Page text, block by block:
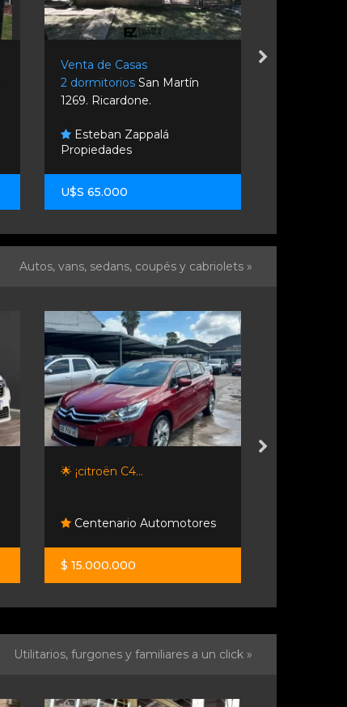
Venta de Casas
2 dormitoriosSan Martín
1269. Ricardone.
Esteban Zappalá
Propiedades
U$S 65.000
Autos, vans, sedans, coupés y cabriolets »
🌟 ¡citroën C4...
Centenario Automotores
$ 15.000.000
Utilitarios, furgones y familiares a un click »